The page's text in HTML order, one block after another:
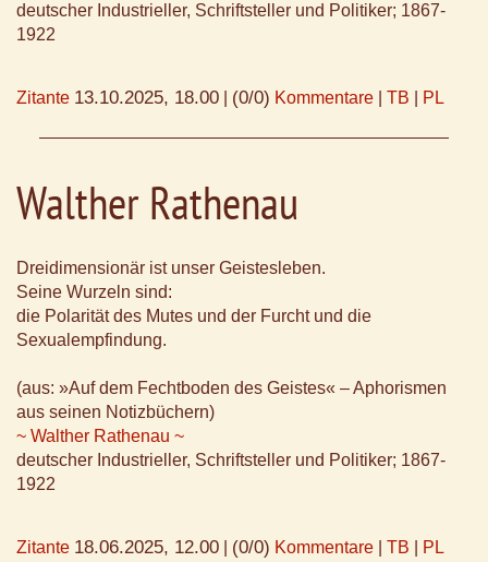
deutscher Industrieller, Schriftsteller und Politiker; 1867-
1922
Zitante 13.10.2025, 18.00 (0/0) Kommentare TB PL
Walther Rathenau
Dreidimensionär ist unser Geistesleben.
Seine Wurzeln sind:
die Polarität des Mutes und der Furcht und die
Sexualempfindung.
(aus: »Auf dem Fechtboden des Geistes« – Aphorismen
aus seinen Notizbüchern)
~ Walther Rathenau ~
deutscher Industrieller, Schriftsteller und Politiker; 1867-
1922
Zitante 18.06.2025, 12.00 (0/0) Kommentare TB PL